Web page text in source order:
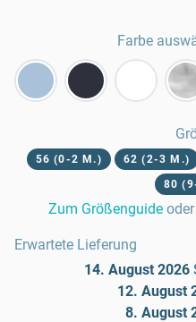
Farbe
56 (0-2 M.) 62 (2-3 M.)
80
Zum Größenguide oder
Erwartete Lieferung
14. August 2026
12. August
8. August